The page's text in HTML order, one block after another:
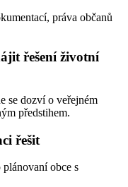
práva občanů
řešení životní
se dozví o veřejném
předstihem.
řešit
obce s